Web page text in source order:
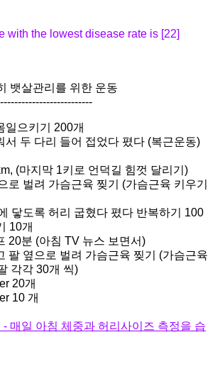
with the lowest disease rate is [22]
뱃살관리를 위한 운동
-----------------------
일으키기 200개
서 두 다리 들어 접었다 폈다 (복근운동)
(마지막 1키로 언덕길 힘껏 달리기)
로 벌려 가슴근육 찢기 (가슴근육 키우기
닿도록 허리 굽혔다 폈다 반복하기 100
10개
20분 (아침 TV 뉴스 보면서)
팔 옆으로 벌려 가슴근육 찢기 (가슴근육
각각 30개 씩)
20개
10 개
매일 아침 체중과 허리사이즈 측정을 습